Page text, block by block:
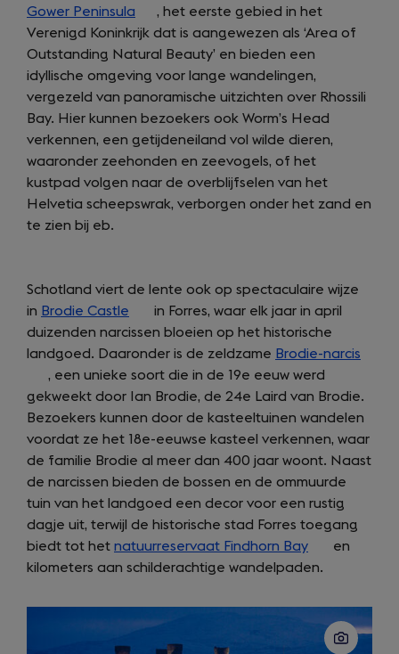
Gower Peninsula (opens
in
a
new
tab)
, het eerste gebied in het
Verenigd Koninkrijk dat is aangewezen als ‘Area of
Outstanding Natural Beauty’ en bieden een
idyllische omgeving voor lange wandelingen,
vergezeld van panoramische uitzichten over Rhossili
Bay. Hier kunnen bezoekers ook Worm’s Head
verkennen, een getijdeneiland vol wilde dieren,
waaronder zeehonden en zeevogels, of het
kustpad volgen naar de overblijfselen van het
Helvetia scheepswrak, verborgen onder het zand en
te zien bij eb.
Schotland viert de lente ook op spectaculaire wijze
in Brodie Castle (opens
in
a
new
tab)
in Forres, waar elk jaar in april
duizenden narcissen bloeien op het historische
landgoed. Daaronder is de zeldzame Brodie-narcis
a
new
tab)
, een unieke soort die in de 19e eeuw werd
gekweekt door Ian Brodie, de 24e Laird van Brodie.
Bezoekers kunnen door de kasteeltuinen wandelen
voordat ze het 18e-eeuwse kasteel verkennen, waar
de familie Brodie al meer dan 400 jaar woont. Naast
de narcissen bieden de bossen en de ommuurde
tuin van het landgoed een decor voor een rustig
dagje uit, terwijl de historische stad Forres toegang
biedt tot het natuurreservaat Findhorn Bay (opens
in
new
tab)
en
kilometers aan schilderachtige wandelpaden.